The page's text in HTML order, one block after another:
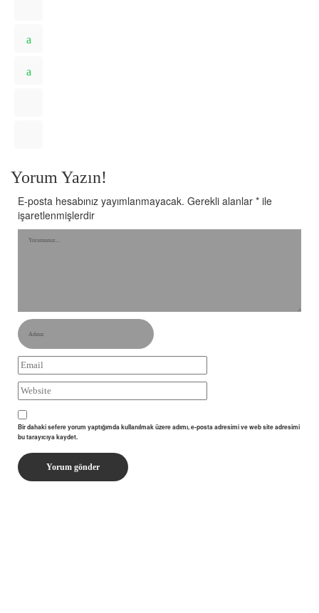
Yorum Yazın!
E-posta hesabınız yayımlanmayacak. Gerekli alanlar * ile
işaretlenmişlerdir
Bir dahaki sefere yorum yaptığımda kullanılmak üzere adımı, e-posta adresimi ve web site adresimi
bu tarayıcıya kaydet.